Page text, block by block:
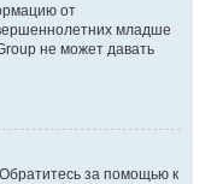
от
младше
не может давать
за помощью к